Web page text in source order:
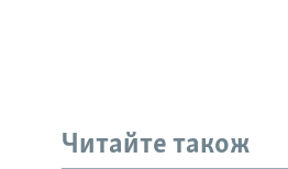
Читайте також